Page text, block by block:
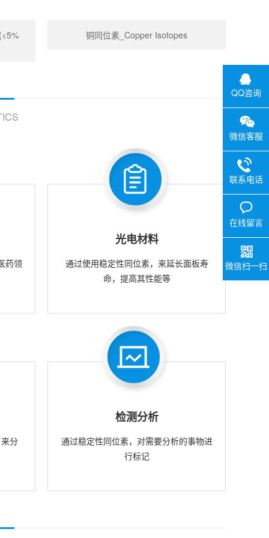
铜同位素_Copper Isotopes
药领
光电材料
通过使用稳定性同位素，来延长面板寿
命，提高其性能等
分
检测分析
通过稳定性同位素，对需要分析的事物进
行标记
QQ咨询
微信客服
联系电话
在线留言
微信扫一扫